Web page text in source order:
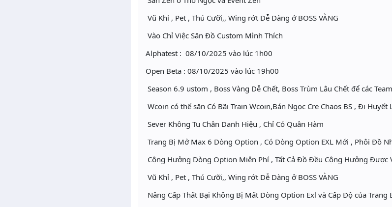
Vũ Khỉ , Pet , Thú Cưỡi,, Wing rớt Dễ Dàng ở BOSS VÀNG
Vào Chỉ Việc Săn Đồ Custom Mình Thích
Alphatest : 08/10/2025 vào lúc 1h00
Open Beta : 08/10/2025 vào lúc 19h00
Season 6.9 ustom , Boss Vàng Dễ Chết, Boss Trùm Lâu Chết để các
Wcoin có thể săn Có Bãi Train Wcoin,Bán Ngọc Cre Chaos BS , Đi Huyết
Sever Không Tu Chân Danh Hiệu , Chỉ Có Quân Hàm
Trang Bị Mở Max 6 Dòng Option , Có Dòng Option EXL Mới , Phôi Đồ
Cộng Hưởng Dòng Option Miễn Phí , Tất Cả Đồ Đều Cộng Hưởng Được
Vũ Khỉ , Pet , Thú Cưỡi,, Wing rớt Dễ Dàng ở BOSS VÀNG
Nâng Cấp Thất Bại Không Bị Mất Dòng Option Exl và Cấp Độ của Trang